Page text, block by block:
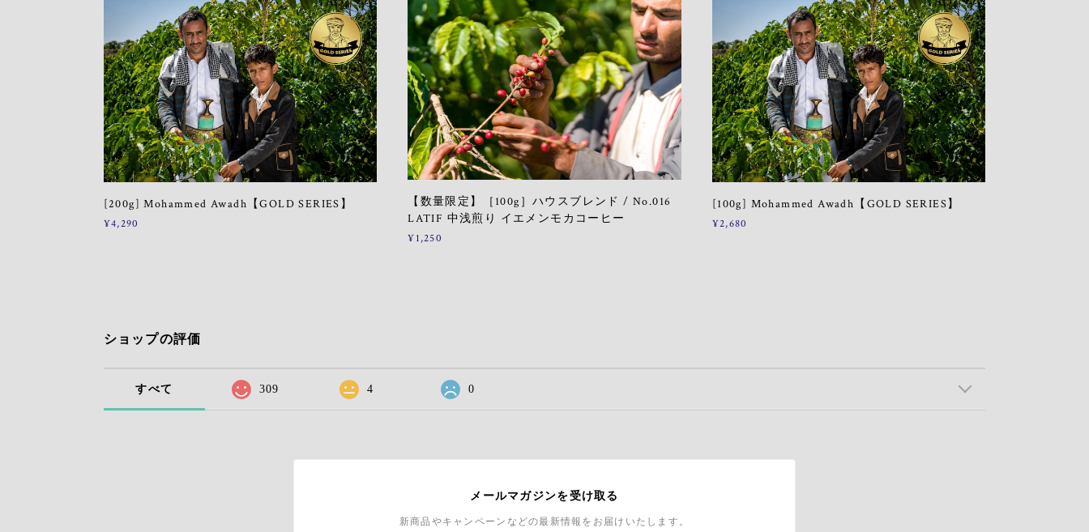
[200g] Mohammed Awadh【GOLD SERIES】
¥4,290
【数量限定】［100g］ハウスブレンド / No.016
LATIF 中浅煎り イエメンモカコーヒー
¥1,250
[100g] Mohammed Awadh【GOLD SERIES】
¥2,680
ショップの評価
すべて 309 4 0
メールマガジンを受け取る
新商品やキャンペーンなどの最新情報をお届けいたします。